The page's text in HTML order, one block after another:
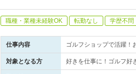
職種・業種未経験OK 転勤なし 学歴不問
仕事内容 ゴルフショップで活躍！
対象となる方 好きを仕事に！ゴルフ好